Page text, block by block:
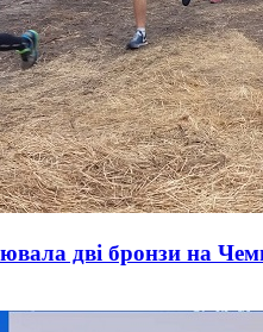
дві бронзи на